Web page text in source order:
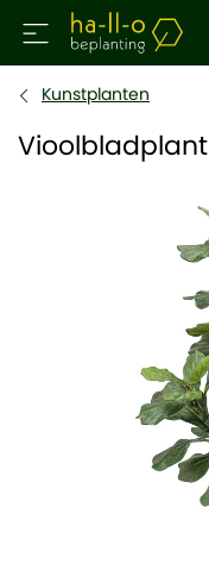
Kunstplanten
Vioolbladplant